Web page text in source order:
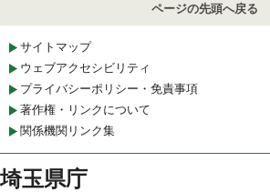
ページの先頭へ戻る
サイトマップ
ウェブアクセシビリティ
プライバシーポリシー・免責事項
著作権・リンクについて
関係機関リンク集
埼玉県庁